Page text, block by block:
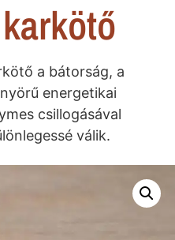
a bátorság, a
energetikai
csillogásával
válik.